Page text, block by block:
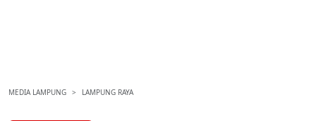
MEDIA LAMPUNG LAMPUNG RAYA